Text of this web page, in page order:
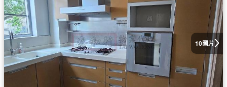
10圖片